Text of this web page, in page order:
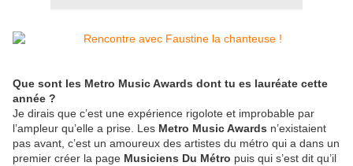
Que sont les Metro Music Awards dont tu es lauréate cette
année ?
Je dirais que c’est une expérience rigolote et improbable par
l’ampleur qu’elle a prise. Les Metro Music Awards n’existaient
pas avant, c’est un amoureux des artistes du métro qui a dans un
premier créer la page Musiciens Du Métro puis qui s’est dit qu’il